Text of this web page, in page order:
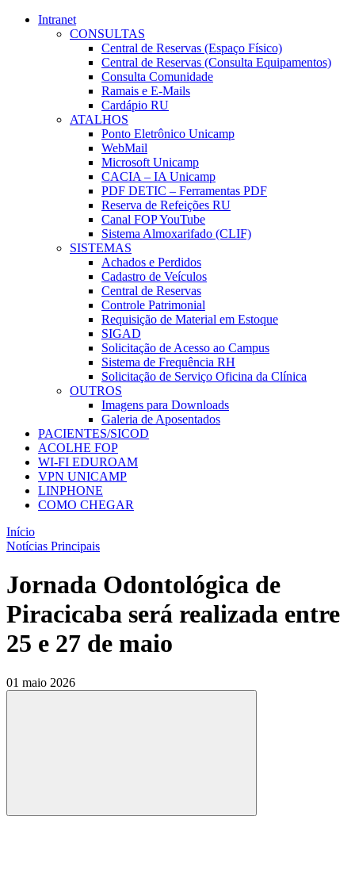
Intranet
CONSULTAS
Central de Reservas (Espaço Físico)
Central de Reservas (Consulta Equipamentos)
Consulta Comunidade
Ramais e E-Mails
Cardápio RU
ATALHOS
Ponto Eletrônico Unicamp
WebMail
Microsoft Unicamp
CACIA – IA Unicamp
PDF DETIC – Ferramentas PDF
Reserva de Refeições RU
Canal FOP YouTube
Sistema Almoxarifado (CLIF)
SISTEMAS
Achados e Perdidos
Cadastro de Veículos
Central de Reservas
Controle Patrimonial
Requisição de Material em Estoque
SIGAD
Solicitação de Acesso ao Campus
Sistema de Frequência RH
Solicitação de Serviço Oficina da Clínica
OUTROS
Imagens para Downloads
Galeria de Aposentados
PACIENTES/SICOD
ACOLHE FOP
WI-FI EDUROAM
VPN UNICAMP
LINPHONE
COMO CHEGAR
Início
Notícias Principais
Jornada Odontológica de
Piracicaba será realizada entre
25 e 27 de maio
01 maio 2026
Compartilhar